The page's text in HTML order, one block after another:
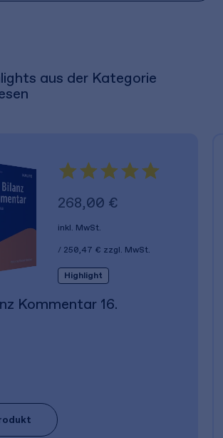
aus der Kategorie
268,00 €
inkl. MwSt.
250,47 € zzgl. MwSt.
Highlight
Kommentar 16.